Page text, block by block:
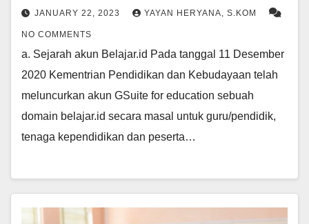
JANUARY 22, 2023 YAYAN HERYANA, S.KOM
NO COMMENTS
a. Sejarah akun Belajar.id Pada tanggal 11 Desember
2020 Kementrian Pendidikan dan Kebudayaan telah
meluncurkan akun GSuite for education sebuah
domain belajar.id secara masal untuk guru/pendidik,
tenaga kependidikan dan peserta…